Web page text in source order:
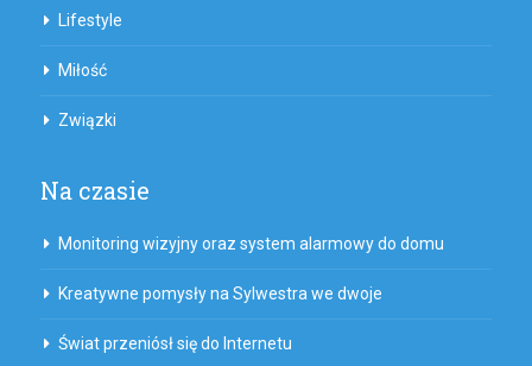
Lifestyle
Miłość
Związki
Na czasie
Monitoring wizyjny oraz system alarmowy do domu
Kreatywne pomysły na Sylwestra we dwoje
Świat przeniósł się do Internetu